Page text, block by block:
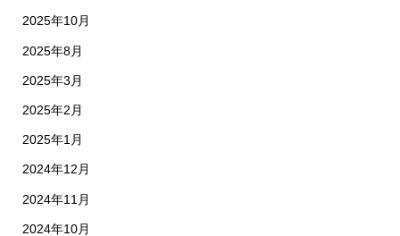
2025年10月
2025年8月
2025年3月
2025年2月
2025年1月
2024年12月
2024年11月
2024年10月